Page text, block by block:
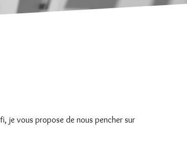
je vous propose de nous pencher sur